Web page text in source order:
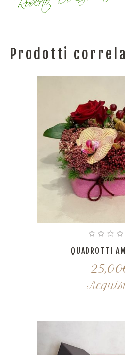
Prodotti
QUADROTTI
25,00